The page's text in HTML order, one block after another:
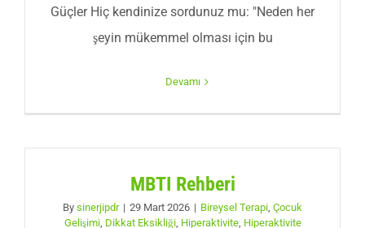
Güçler Hiç kendinize sordunuz mu: "Neden her
şeyin mükemmel olması için bu
Devamı
MBTI Rehberi
By sinerjipdr | 29 Mart 2026 | Bireysel Terapi, Çocuk
Gelişimi, Dikkat Eksikliği, Hiperaktivite, Hiperaktivite